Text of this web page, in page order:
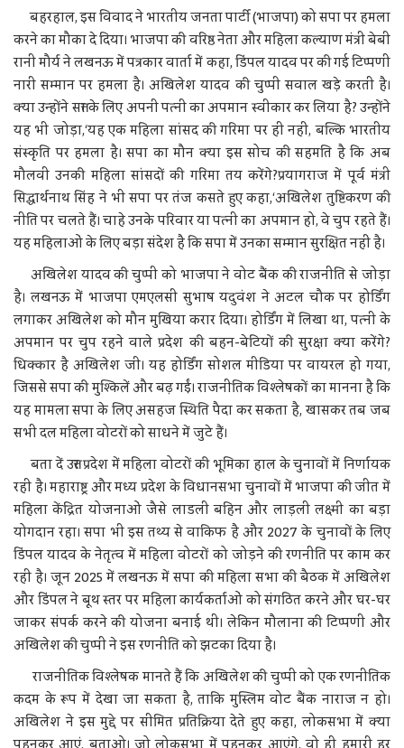
बहरहाल, इस विवाद ने भारतीय जनता पार्टी (भाजपा) को सपा पर हमला
करने का मौका दे दिया। भाजपा की वरिष्ठ नेता और महिला कल्याण मंत्री बेबी
रानी मौर्य ने लखनऊ में पत्रकार वार्ता में कहा, डिंपल यादव पर की गई टिप्पणी
नारी सम्मान पर हमला है। अखिलेश यादव की चुप्पी सवाल खड़े करती है।
क्या उन्होंने सत्ता के लिए अपनी पत्नी का अपमान स्वीकार कर लिया है? उन्होंने
यह भी जोड़ा,‘यह एक महिला सांसद की गरिमा पर ही नहीं, बल्कि भारतीय
संस्कृति पर हमला है। सपा का मौन क्या इस सोच की सहमति है कि अब
मौलवी उनकी महिला सांसदों की गरिमा तय करेंगे?प्रयागराज में पूर्व मंत्री
सिद्धार्थनाथ सिंह ने भी सपा पर तंज कसते हुए कहा,‘अखिलेश तुष्टिकरण की
नीति पर चलते हैं। चाहे उनके परिवार या पत्नी का अपमान हो, वे चुप रहते हैं।
यह महिलाओं के लिए बड़ा संदेश है कि सपा में उनका सम्मान सुरक्षित नहीं है।
अखिलेश यादव की चुप्पी को भाजपा ने वोट बैंक की राजनीति से जोड़ा
है। लखनऊ में भाजपा एमएलसी सुभाष यदुवंश ने अटल चौक पर होर्डिंग
लगाकर अखिलेश को मौन मुखिया करार दिया। होर्डिंग में लिखा था, पत्नी के
अपमान पर चुप रहने वाले प्रदेश की बहन-बेटियों की सुरक्षा क्या करेंगे?
धिक्कार है अखिलेश जी। यह होर्डिंग सोशल मीडिया पर वायरल हो गया,
जिससे सपा की मुश्किलें और बढ़ गईं। राजनीतिक विश्लेषकों का मानना है कि
यह मामला सपा के लिए असहज स्थिति पैदा कर सकता है, खासकर तब जब
सभी दल महिला वोटरों को साधने में जुटे हैं।
बता दें उत्तर प्रदेश में महिला वोटरों की भूमिका हाल के चुनावों में निर्णायक
रही है। महाराष्ट्र और मध्य प्रदेश के विधानसभा चुनावों में भाजपा की जीत में
महिला केंद्रित योजनाओं जैसे लाडली बहिन और लाड़ली लक्ष्मी का बड़ा
योगदान रहा। सपा भी इस तथ्य से वाकिफ है और 2027 के चुनावों के लिए
डिंपल यादव के नेतृत्व में महिला वोटरों को जोड़ने की रणनीति पर काम कर
रही है। जून 2025 में लखनऊ में सपा की महिला सभा की बैठक में अखिलेश
और डिंपल ने बूथ स्तर पर महिला कार्यकर्ताओं को संगठित करने और घर-घर
जाकर संपर्क करने की योजना बनाई थी। लेकिन मौलाना की टिप्पणी और
अखिलेश की चुप्पी ने इस रणनीति को झटका दिया है।
राजनीतिक विश्लेषक मानते हैं कि अखिलेश की चुप्पी को एक रणनीतिक
कदम के रूप में देखा जा सकता है, ताकि मुस्लिम वोट बैंक नाराज न हो।
अखिलेश ने इस मुद्दे पर सीमित प्रतिक्रिया देते हुए कहा, लोकसभा में क्या